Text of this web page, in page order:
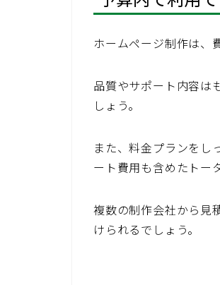
ホームページ制作は、
品質やサポート内容は
しょう。
また、料金プランをし
ート費用も含めたトー
複数の制作会社から見
けられるでしょう。